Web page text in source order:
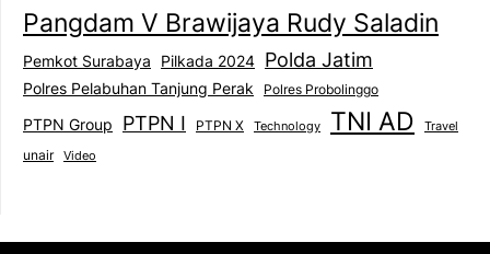
Pangdam V Brawijaya Rudy Saladin
Pemkot Surabaya Pilkada 2024 Polda Jatim
Polres Pelabuhan Tanjung Perak Polres Probolinggo
PTPN Group PTPN I PTPN X Technology TNI AD Travel
unair Video